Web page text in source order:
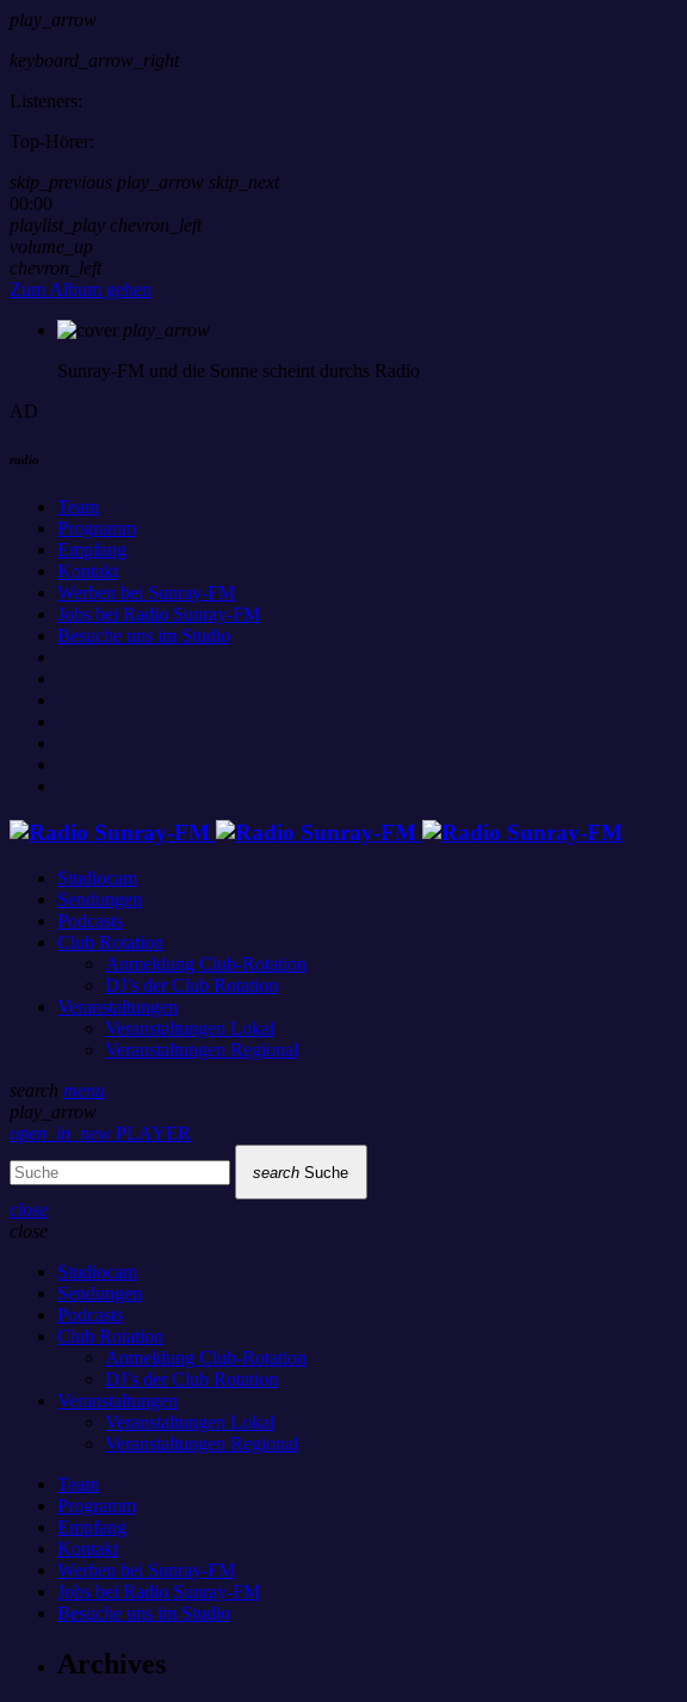
play_arrow
keyboard_arrow_right
Listeners:
Top-Hörer:
skip_previous play_arrow skip_next
00:00
playlist_play chevron_left
volume_up
chevron_left
Zum Album gehen
play_arrow
Sunray-FM und die Sonne scheint durchs Radio
AD
radio
Team
Programm
Empfang
Kontakt
Werben bei Sunray-FM
Jobs bei Radio Sunray-FM
Besuche uns im Studio
Studiocam
Sendungen
Podcasts
Club Rotation
Anmeldung Club-Rotation
DJ’s der Club Rotation
Veranstaltungen
Veranstaltungen Lokal
Veranstaltungen Regional
search menu
play_arrow
open_in_new PLAYER
search Suche
close
close
Studiocam
Sendungen
Podcasts
Club Rotation
Anmeldung Club-Rotation
DJ’s der Club Rotation
Veranstaltungen
Veranstaltungen Lokal
Veranstaltungen Regional
Team
Programm
Empfang
Kontakt
Werben bei Sunray-FM
Jobs bei Radio Sunray-FM
Besuche uns im Studio
Archives